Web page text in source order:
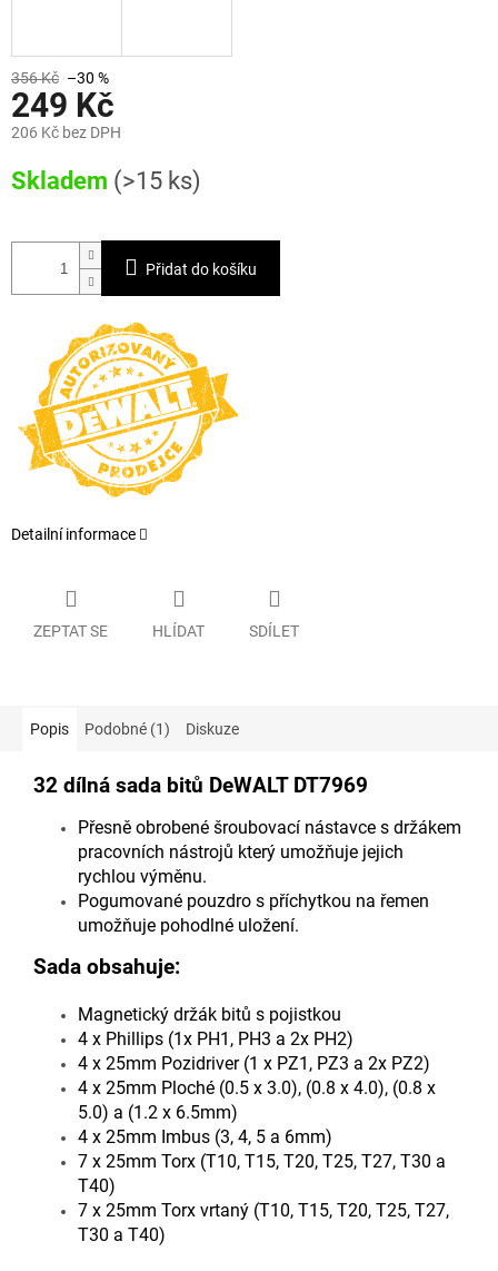
356 Kč –30 %
249 Kč
206 Kč bez DPH
cena:
Skladem (>15 ks)
Přidat do košíku
Detailní informace
ZEPTAT SE HLÍDAT SDÍLET
Popis Podobné (1) Diskuze
32 dílná sada bitů DeWALT DT7969
Přesně obrobené šroubovací nástavce s držákem
pracovních nástrojů který umožňuje jejich
rychlou výměnu.
Pogumované pouzdro s příchytkou na řemen
umožňuje pohodlné uložení.
Sada obsahuje:
Magnetický držák bitů s pojistkou
4 x Phillips (1x PH1, PH3 a 2x PH2)
4 x 25mm Pozidriver (1 x PZ1, PZ3 a 2x PZ2)
4 x 25mm Ploché (0.5 x 3.0), (0.8 x 4.0), (0.8 x
5.0) a (1.2 x 6.5mm)
4 x 25mm Imbus (3, 4, 5 a 6mm)
7 x 25mm Torx (T10, T15, T20, T25, T27, T30 a
T40)
7 x 25mm Torx vrtaný (T10, T15, T20, T25, T27,
T30 a T40)